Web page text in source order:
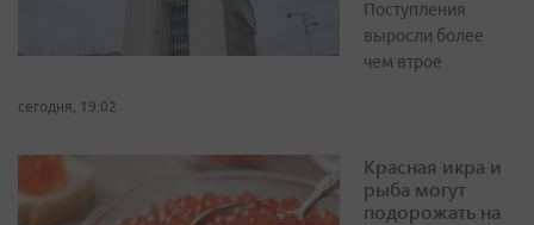
Поступления
выросли более
чем втрое
сегодня, 19:02
Красная икра и
рыба могут
подорожать на